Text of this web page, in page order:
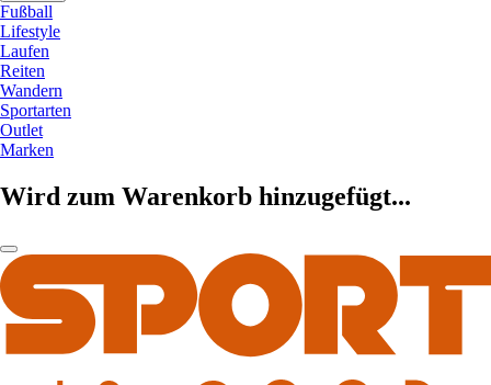
Fußball
Lifestyle
Laufen
Reiten
Wandern
Sportarten
Outlet
Marken
Wird zum Warenkorb hinzugefügt...